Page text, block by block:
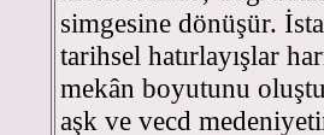
simgesine dönüşür.
tarihsel hatırlayışlar
mekân boyutunu
aşk ve vecd